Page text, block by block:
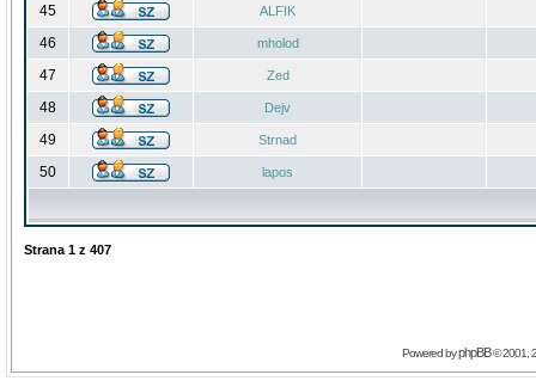
45 ALFIK
46 mholod
47 Zed
48 Dejv
49 Strnad
50 lapos
Strana 1 z 407
Powered byphpBB© 2001,